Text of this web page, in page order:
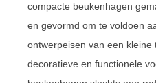
compacte beukenhagen
en gevormd om te voldoen
ontwerpeisen van een kleine
decoratieve en functionele